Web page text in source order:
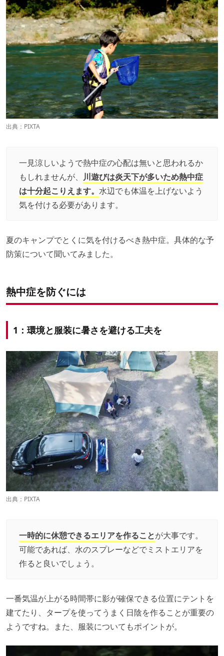
出典：PIXTA
一見涼しいようで熱中症の心配は無いと思われるか
もしれませんが、 川遊びは炎天下が多いため熱中症
は十分起こりえます。 水辺でも体温を上げないよう
気を付ける必要があります。
夏のキャンプでとくに気を付けるべき熱中症。具体的な予
防策について聞いてみました。
熱中症を防ぐには
1：環境と服装に暑さを避ける工夫を
出典：PIXTA
一時的に休憩できるエリアを作ることが大事です。
可能であれば、水のスプレーなどでミストエリアを
作ると良いでしょう。
一番気温が上がる時間帯に影が確保できる位置にテントを
建てたり、タープを使ってうまく日陰を作ることが重要の
ようですね。また、服装についてもポイントが。